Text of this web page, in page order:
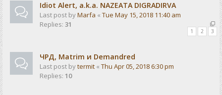
Idiot Alert, a.k.a. NAZEATA DIGRADIRVA
Last post byMarfa « Tue May 15, 2018 11:40 am
Replies: 31
1 2 3
ЧРД, Matrim и Demandred
Last post bytermit « Thu Apr 05, 2018 6:30 pm
Replies: 10